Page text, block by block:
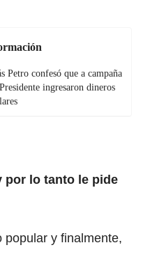
Petro confesó que a campaña
ingresaron dineros
por lo tanto le pide
popular y finalmente,